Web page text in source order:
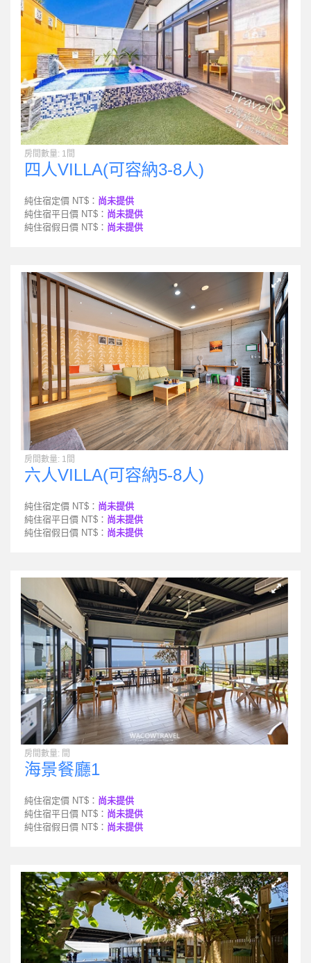
房間數量: 1間
四人VILLA(可容納3-8人)
純住宿定價 NT$： 尚未提供
純住宿平日價 NT$： 尚未提供
純住宿假日價 NT$： 尚未提供
房間數量: 1間
六人VILLA(可容納5-8人)
純住宿定價 NT$： 尚未提供
純住宿平日價 NT$： 尚未提供
純住宿假日價 NT$： 尚未提供
房間數量: 間
海景餐廳1
純住宿定價 NT$： 尚未提供
純住宿平日價 NT$： 尚未提供
純住宿假日價 NT$： 尚未提供